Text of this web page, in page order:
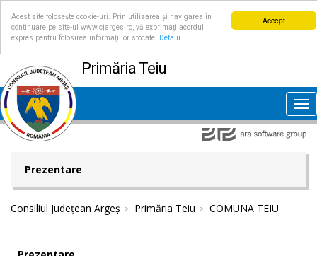
Accept
Acest site folosește cookie-uri. Prin utilizarea și navigarea în
continuare pe site-ul www.cjarges.ro, vă exprimați acordul
expres pentru folosirea informațiilor stocate.
Detalii
Primăria Teiu
Prezentare
Consiliul Județean Argeș Primăria Teiu COMUNA TEIU